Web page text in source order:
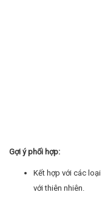
Gợi ý phối hợp:
Kết hợp với các
với thiên nhiên.